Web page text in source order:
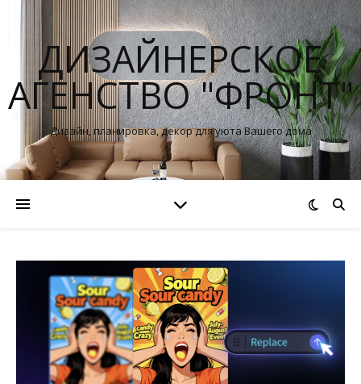
ДИЗАЙНЕРСКОЕ
АГЕНСТВО "ФРОНТ"
Дизайн, планировка, декор для уюта Вашего дома